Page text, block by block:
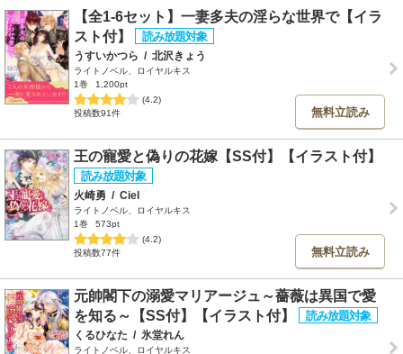
【全1-6セット】一妻多夫の淫らな世界で【イラ
スト付】
うすいかつら / 北沢きょう
ライトノベル、ロイヤルキス
1巻
1,200pt
(4.2)
投稿数91件
無料立読み
王の寵愛と偽りの花嫁【SS付】【イラスト付】
火崎勇 / Ciel
ライトノベル、ロイヤルキス
1巻
573pt
(4.2)
投稿数77件
無料立読み
元帥閣下の溺愛マリアージュ～薔薇は異国で愛
を知る～【SS付】【イラスト付】
くるひなた / 氷堂れん
ライトノベル、ロイヤルキス